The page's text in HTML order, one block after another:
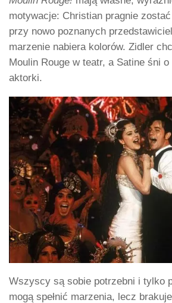
motywacje: Christian pragnie
przy nowo poznanych
marzenie nabiera kolorów. Zidler
Moulin Rouge w teatr, a Satine śni
aktorki.
Wszyscy są sobie potrzebni i tylko
mogą spełnić marzenia, lecz